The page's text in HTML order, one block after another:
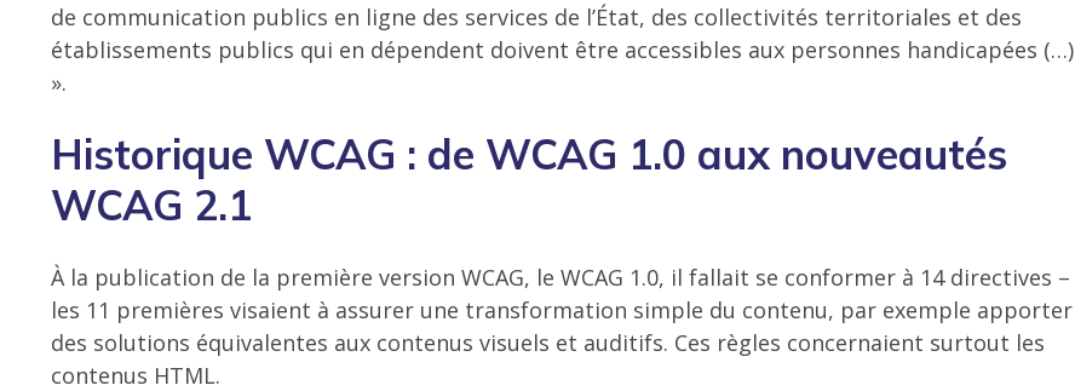
de communication publics en ligne des services de l’État, des collectivités territoriales et des
établissements publics qui en dépendent doivent être accessibles aux personnes handicapées (…)
».
Historique WCAG : de WCAG 1.0 aux nouveautés
WCAG 2.1
À la publication de la première version WCAG, le WCAG 1.0, il fallait se conformer à 14 directives –
les 11 premières visaient à assurer une transformation simple du contenu, par exemple apporter
des solutions équivalentes aux contenus visuels et auditifs. Ces règles concernaient surtout les
contenus HTML.